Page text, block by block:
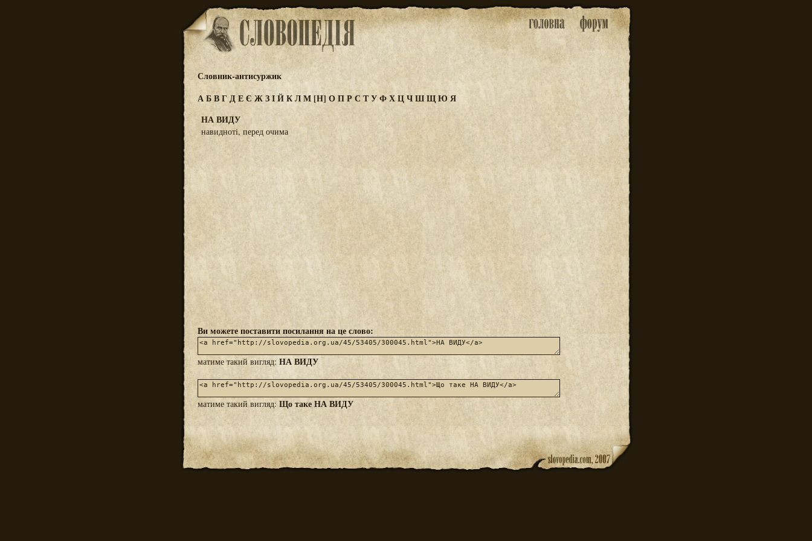
Словник-антисуржик
АБВГДЕЄЖЗІЙКЛМ[Н] ОПРСТУФХЦЧШЩЮЯ
НА ВИДУ
навидноті, перед очима
Ви можете поставити посилання на це слово:
матиме такий вигляд: НА ВИДУ
матиме такий вигляд:Що таке НА ВИДУ